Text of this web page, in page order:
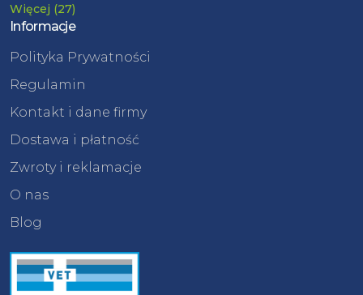
Więcej (27)
Informacje
Polityka Prywatności
Regulamin
Kontakt i dane firmy
Dostawa i płatność
Zwroty i reklamacje
O nas
Blog